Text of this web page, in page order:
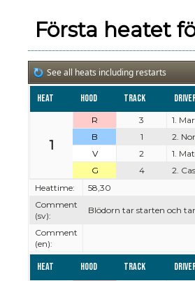
Första heatet
See all heats including restarts
Heat Hood Track
1
R 3 1.
B
1 2.
V
2 1.
G
4 2.
Heattime:
58,30
Comment
(sv):
Blödorn tar starten och
Comment
(en):
Heat Hood Track